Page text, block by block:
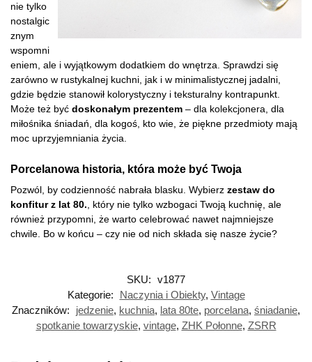
nie tylko
nostalgic
znym
wspomni
eniem, ale i wyjątkowym dodatkiem do wnętrza. Sprawdzi się
zarówno w rustykalnej kuchni, jak i w minimalistycznej jadalni,
gdzie będzie stanowił kolorystyczny i teksturalny kontrapunkt.
Może też być doskonałym prezentem – dla kolekcjonera, dla
miłośnika śniadań, dla kogoś, kto wie, że piękne przedmioty mają
moc uprzyjemniania życia.
Porcelanowa historia, która może być Twoja
Pozwól, by codzienność nabrała blasku. Wybierz zestaw do
konfitur z lat 80., który nie tylko wzbogaci Twoją kuchnię, ale
również przypomni, że warto celebrować nawet najmniejsze
chwile. Bo w końcu – czy nie od nich składa się nasze życie?
SKU: v1877
Kategorie:
Naczynia i Obiekty, Vintage
Znaczników:
jedzenie, kuchnia, lata 80te, porcelana, śniadanie,
spotkanie towarzyskie, vintage, ZHK Połonne, ZSRR